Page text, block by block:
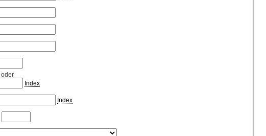
oder
Index
Index